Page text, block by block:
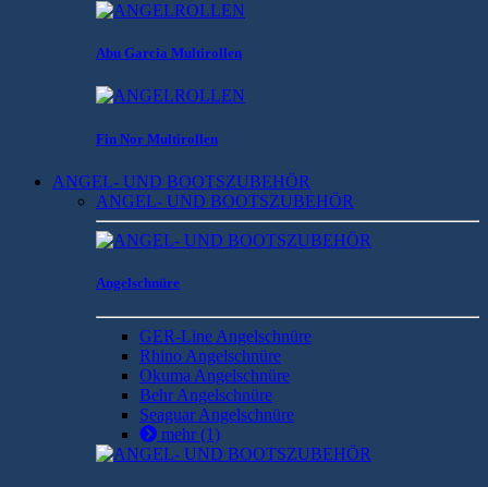
Abu Garcia Multirollen
Fin Nor Multirollen
ANGEL- UND BOOTSZUBEHÖR
ANGEL- UND BOOTSZUBEHÖR
Angelschnüre
GER-Line Angelschnüre
Rhino Angelschnüre
Okuma Angelschnüre
Behr Angelschnüre
Seaguar Angelschnüre
mehr(1)